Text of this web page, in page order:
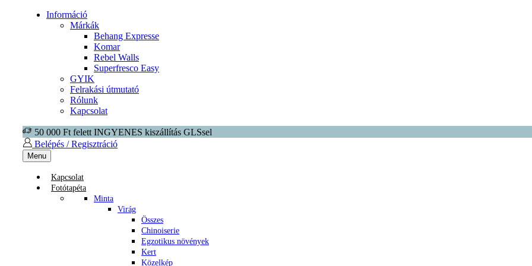
Információ
Márkák
Behang Expresse
Komar
Rebel Walls
Superfresco Easy
GYIK
Felrakási útmutató
Rólunk
Kapcsolat
50 000 Ft felett INGYENES kiszállítás GLSsel
Belépés / Regisztráció
Menu
Kapcsolat
Fotótapéta
Minta
Virág
Összes
Chinoiserie
Egzotikus növények
Kert
Közelkép